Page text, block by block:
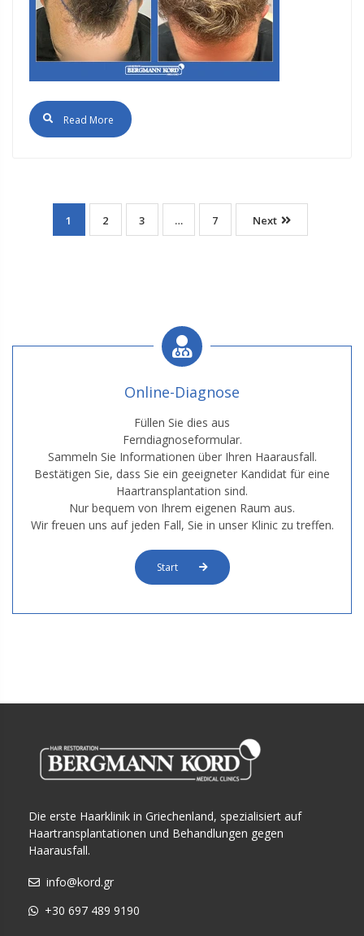
Read More
1 2 3 … 7 Next
Online-Diagnose
Füllen Sie dies aus
Ferndiagnoseformular.
Sammeln Sie Informationen über Ihren Haarausfall.
Bestätigen Sie, dass Sie ein geeigneter Kandidat für eine
Haartransplantation sind.
Nur bequem von Ihrem eigenen Raum aus.
Wir freuen uns auf jeden Fall, Sie in unser Klinic zu treffen.
Start
Die erste Haarklinik in Griechenland, spezialisiert auf
Haartransplantationen und Behandlungen gegen
Haarausfall.
info@kord.gr
+30 697 489 9190